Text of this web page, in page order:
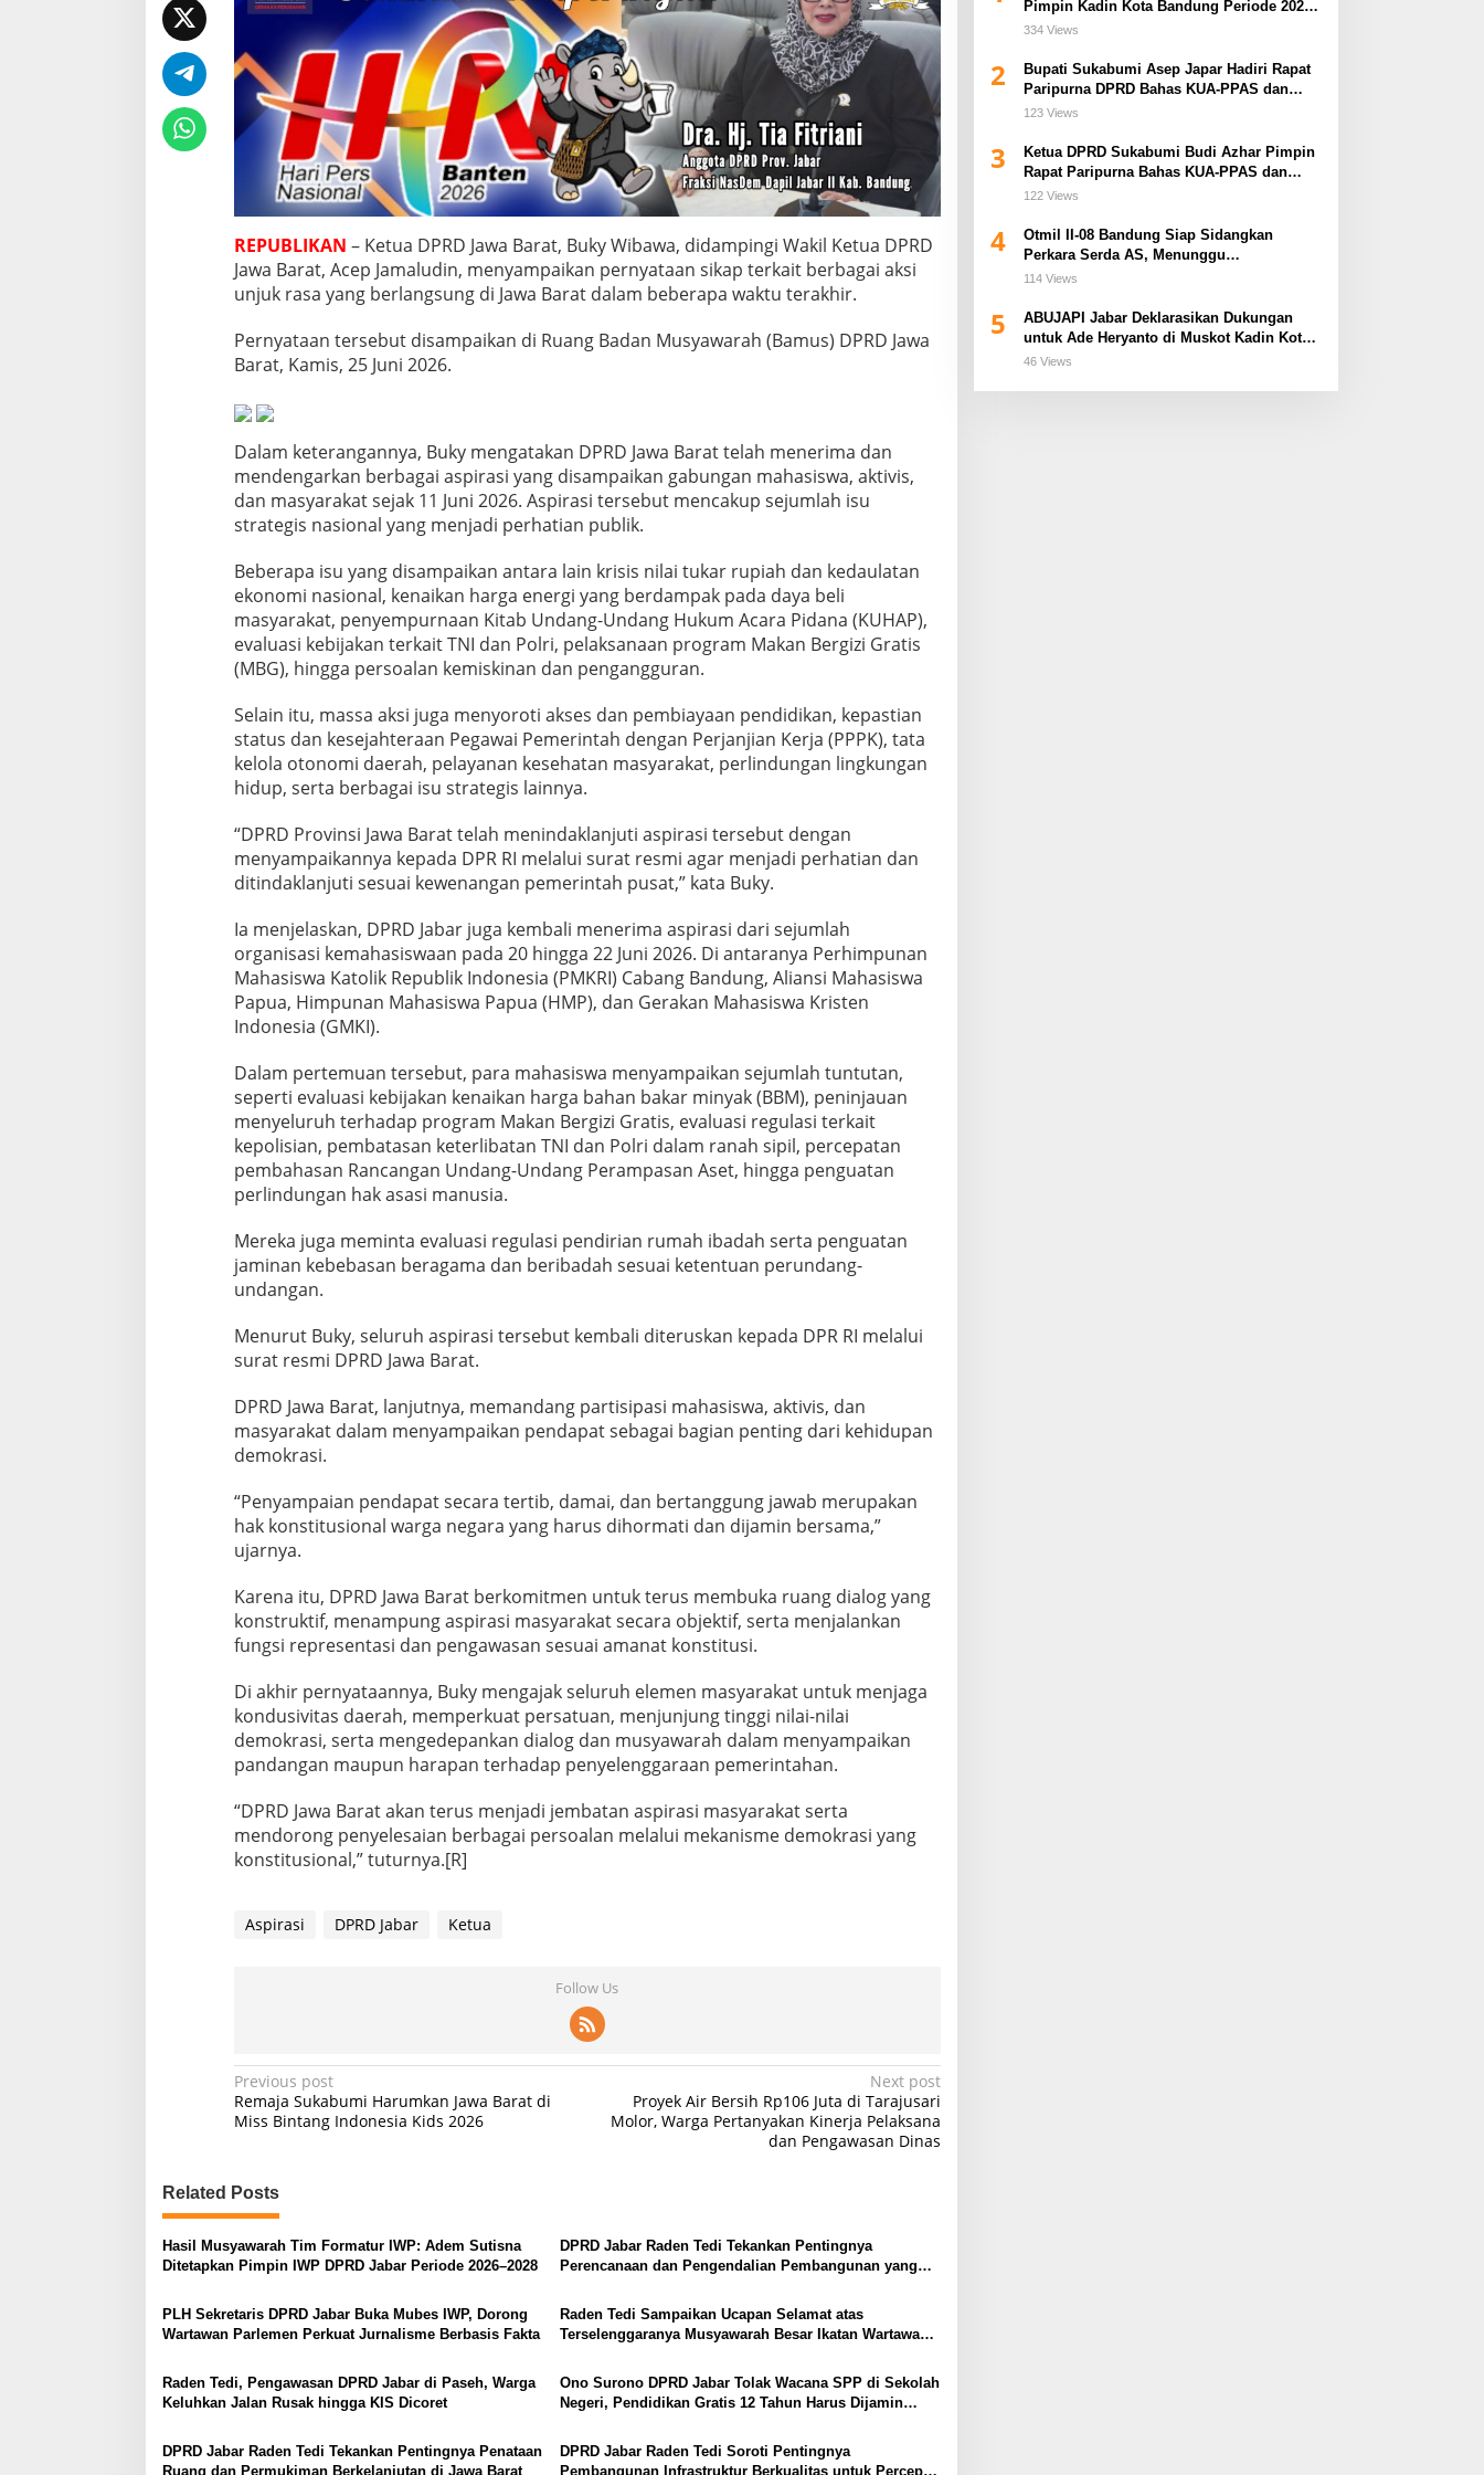
u
a
h
D
i
m
p
a
k
a
n
k
D
P
,
j
a
k
a
s
y
a
r
a
a
t
J
a
g
K
o
n
d
s
v
i
t
a
REPUBLIKAN – Ketua DPRD Jawa Barat, Buky Wibawa, didampingi Wakil Ketua DPRD
Jawa Barat, Acep Jamaludin, menyampaikan pernyataan sikap terkait berbagai aksi
unjuk rasa yang berlangsung di Jawa Barat dalam beberapa waktu terakhir.
Pernyataan tersebut disampaikan di Ruang Badan Musyawarah (Bamus) DPRD Jawa
Barat, Kamis, 25 Juni 2026.
Dalam keterangannya, Buky mengatakan DPRD Jawa Barat telah menerima dan
mendengarkan berbagai aspirasi yang disampaikan gabungan mahasiswa, aktivis,
dan masyarakat sejak 11 Juni 2026. Aspirasi tersebut mencakup sejumlah isu
strategis nasional yang menjadi perhatian publik.
Beberapa isu yang disampaikan antara lain krisis nilai tukar rupiah dan kedaulatan
ekonomi nasional, kenaikan harga energi yang berdampak pada daya beli
masyarakat, penyempurnaan Kitab Undang-Undang Hukum Acara Pidana (KUHAP),
evaluasi kebijakan terkait TNI dan Polri, pelaksanaan program Makan Bergizi Gratis
(MBG), hingga persoalan kemiskinan dan pengangguran.
Selain itu, massa aksi juga menyoroti akses dan pembiayaan pendidikan, kepastian
status dan kesejahteraan Pegawai Pemerintah dengan Perjanjian Kerja (PPPK), tata
kelola otonomi daerah, pelayanan kesehatan masyarakat, perlindungan lingkungan
hidup, serta berbagai isu strategis lainnya.
“DPRD Provinsi Jawa Barat telah menindaklanjuti aspirasi tersebut dengan
menyampaikannya kepada DPR RI melalui surat resmi agar menjadi perhatian dan
ditindaklanjuti sesuai kewenangan pemerintah pusat,” kata Buky.
Ia menjelaskan, DPRD Jabar juga kembali menerima aspirasi dari sejumlah
organisasi kemahasiswaan pada 20 hingga 22 Juni 2026. Di antaranya Perhimpunan
Mahasiswa Katolik Republik Indonesia (PMKRI) Cabang Bandung, Aliansi Mahasiswa
Papua, Himpunan Mahasiswa Papua (HMP), dan Gerakan Mahasiswa Kristen
Indonesia (GMKI).
Dalam pertemuan tersebut, para mahasiswa menyampaikan sejumlah tuntutan,
seperti evaluasi kebijakan kenaikan harga bahan bakar minyak (BBM), peninjauan
menyeluruh terhadap program Makan Bergizi Gratis, evaluasi regulasi terkait
kepolisian, pembatasan keterlibatan TNI dan Polri dalam ranah sipil, percepatan
pembahasan Rancangan Undang-Undang Perampasan Aset, hingga penguatan
perlindungan hak asasi manusia.
Mereka juga meminta evaluasi regulasi pendirian rumah ibadah serta penguatan
jaminan kebebasan beragama dan beribadah sesuai ketentuan perundang-
undangan.
Menurut Buky, seluruh aspirasi tersebut kembali diteruskan kepada DPR RI melalui
surat resmi DPRD Jawa Barat.
DPRD Jawa Barat, lanjutnya, memandang partisipasi mahasiswa, aktivis, dan
masyarakat dalam menyampaikan pendapat sebagai bagian penting dari kehidupan
demokrasi.
“Penyampaian pendapat secara tertib, damai, dan bertanggung jawab merupakan
hak konstitusional warga negara yang harus dihormati dan dijamin bersama,”
ujarnya.
Karena itu, DPRD Jawa Barat berkomitmen untuk terus membuka ruang dialog yang
konstruktif, menampung aspirasi masyarakat secara objektif, serta menjalankan
fungsi representasi dan pengawasan sesuai amanat konstitusi.
Di akhir pernyataannya, Buky mengajak seluruh elemen masyarakat untuk menjaga
kondusivitas daerah, memperkuat persatuan, menjunjung tinggi nilai-nilai
demokrasi, serta mengedepankan dialog dan musyawarah dalam menyampaikan
pandangan maupun harapan terhadap penyelenggaraan pemerintahan.
“DPRD Jawa Barat akan terus menjadi jembatan aspirasi masyarakat serta
mendorong penyelesaian berbagai persoalan melalui mekanisme demokrasi yang
konstitusional,” tuturnya.[R]
Aspirasi DPRD Jabar Ketua
Follow Us
P
o
t
n
a
v
i
g
t
o
Previous post
Remaja Sukabumi Harumkan Jawa Barat di
Miss Bintang Indonesia Kids 2026
Next post
Proyek Air Bersih Rp106 Juta di Tarajusari
Molor, Warga Pertanyakan Kinerja Pelaksana
dan Pengawasan Dinas
Related Posts
Hasil Musyawarah Tim Formatur IWP: Adem Sutisna
Ditetapkan Pimpin IWP DPRD Jabar Periode 2026–2028
DPRD Jabar Raden Tedi Tekankan Pentingnya
Perencanaan dan Pengendalian Pembangunan yang
PLH Sekretaris DPRD Jabar Buka Mubes IWP, Dorong
Wartawan Parlemen Perkuat Jurnalisme Berbasis Fakta
Raden Tedi Sampaikan Ucapan Selamat atas
Terselenggaranya Musyawarah Besar Ikatan Wartawan
Raden Tedi, Pengawasan DPRD Jabar di Paseh, Warga
Keluhkan Jalan Rusak hingga KIS Dicoret
Ono Surono DPRD Jabar Tolak Wacana SPP di Sekolah
Negeri, Pendidikan Gratis 12 Tahun Harus Dijamin
DPRD Jabar Raden Tedi Tekankan Pentingnya Penataan
Ruang dan Permukiman Berkelanjutan di Jawa Barat
DPRD Jabar Raden Tedi Soroti Pentingnya
Pembangunan Infrastruktur Berkualitas untuk Percepat
Pimpin Kadin Kota Bandung Periode 2026–
2031
334 Views
2
Bupati Sukabumi Asep Japar Hadiri Rapat
Paripurna DPRD Bahas KUA-PPAS dan
Raperda Disabilitas
123 Views
3
Ketua DPRD Sukabumi Budi Azhar Pimpin
Rapat Paripurna Bahas KUA-PPAS dan
Raperda Tirta Jaya
122 Views
4
Otmil II-08 Bandung Siap Sidangkan
Perkara Serda AS, Menunggu
Rekomendasi Korem Sunan Gunung Jati
114 Views
5
ABUJAPI Jabar Deklarasikan Dukungan
untuk Ade Heryanto di Muskot Kadin Kota
Bandung
46 Views